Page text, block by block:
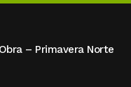
– Primavera Norte